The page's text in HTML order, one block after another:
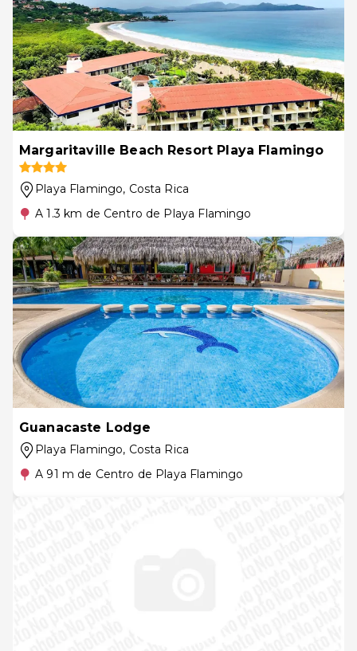
Margaritaville Beach Resort Playa Flamingo
Playa Flamingo, Costa Rica
A 1.3 km de Centro de Playa Flamingo
Guanacaste Lodge
Playa Flamingo, Costa Rica
A 91 m de Centro de Playa Flamingo